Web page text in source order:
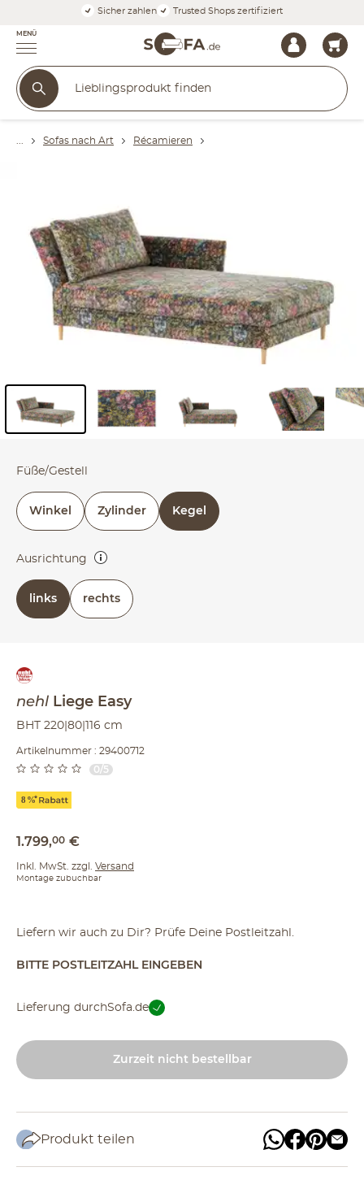
Sicher zahlen Trusted Shops zertifiziert
MENÜ
Sofas nach Art Récamieren
nehl Liege Easy
BHT 220|80|116 cm
Artikelnummer : 29400712
0/5
1.799,00 €
Inkl. MwSt. zzgl. Versand
Montage zubuchbar
Füße/Gestell
Winkel Zylinder Kegel
Ausrichtung
rechts oder links (bezieht sich auf die Draufsicht)
links rechts
Liefern wir auch zu Dir? Prüfe Deine Postleitzahl.
BITTE POSTLEITZAHL EINGEBEN
Lieferung durchSofa.de
Zurzeit nicht bestellbar
Produkt teilen